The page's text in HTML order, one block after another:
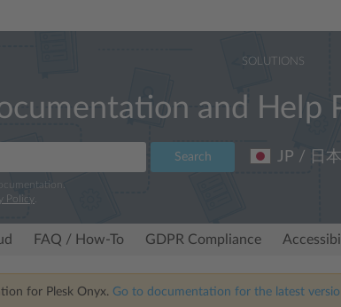
SOLUTIONS
and Help
Search
Policy
JP / 日
FAQ / How-To GDPR Compliance
for Plesk Onyx. Go to documentation for the latest